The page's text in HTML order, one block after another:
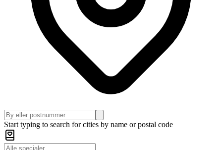
Start typing to search for cities by name or postal code